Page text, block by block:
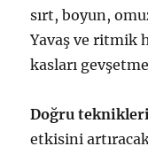
sırt, boyun,
Yavaş ve ritmik
kasları
Doğru
etkisini